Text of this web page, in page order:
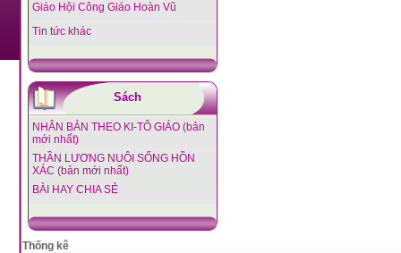
Giáo Hội Công Giáo Hoàn Vũ
Tin tức khác
Sách
NHÂN BẢN THEO KI-TÔ GIÁO (bản
mới nhất)
THẦN LƯƠNG NUÔI SỐNG HỒN
XÁC (bản mới nhất)
BÀI HAY CHIA SẺ
Thống kê